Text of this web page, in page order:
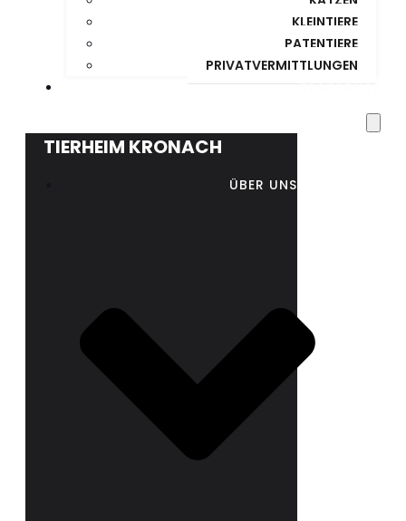
KLEINTIERE
PATENTIERE
PRIVATVERMITTLUNGEN
STARTSEITE
TIERHEIM KRONACH
ÜBER UNS